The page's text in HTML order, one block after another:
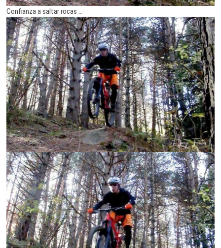
Confianza a saltar rocas …